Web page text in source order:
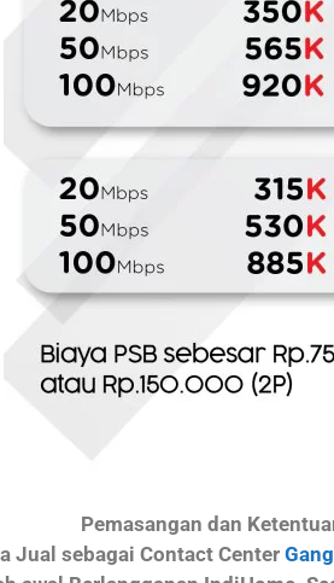
Pemasangan dan
Jual sebagai Contact Center